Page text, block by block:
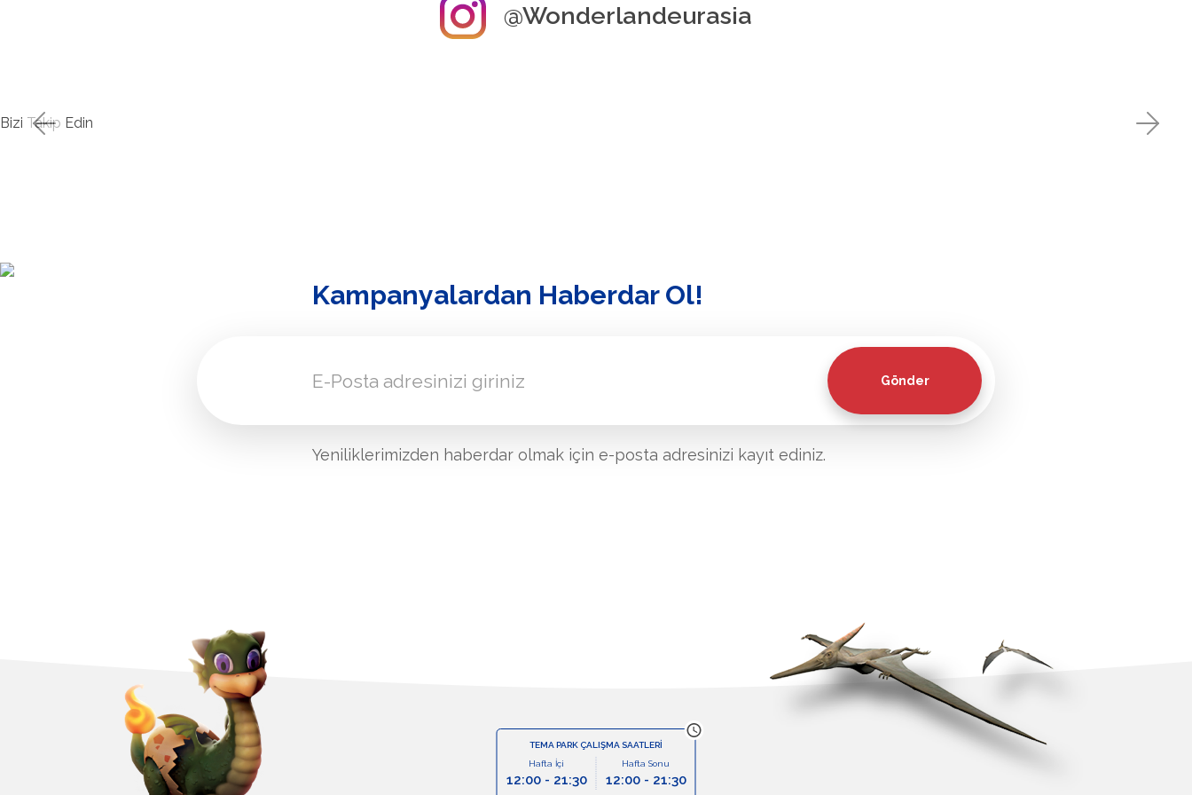
@Wonderlandeurasia
Bizi Takip Edin
Kampanyalardan Haberdar Ol!
Gönder
Yeniliklerimizden haberdar olmak için e-posta adresinizi kayıt ediniz.
TEMA PARK ÇALIŞMA SAATLERİ
Hafta İçi
12:00 - 21:30
Hafta Sonu
12:00 - 21:30